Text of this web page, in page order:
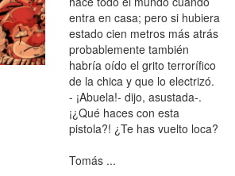
entra en casa; pero si hubiera
estado cien metros más atrás
probablemente también
habría oído el grito terrorífico
de la chica y que lo electrizó.
- ¡Abuela!- dijo, asustada-.
¡¿Qué haces con esta
pistola?! ¿Te has vuelto loca?
Tomás ...